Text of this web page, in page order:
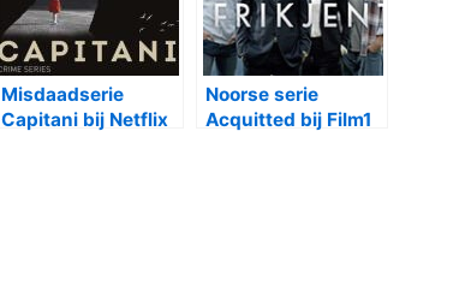
Misdaadserie
Capitani bij Netflix
Noorse serie
Acquitted bij Film1